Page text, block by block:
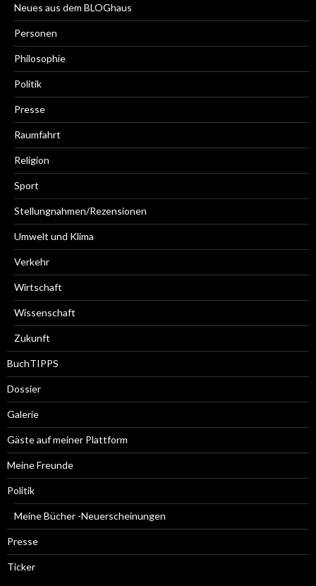
Neues aus dem BLOGhaus
Personen
Philosophie
Politik
Presse
Raumfahrt
Religion
Sport
Stellungnahmen/Rezensionen
Umwelt und Klima
Verkehr
Wirtschaft
Wissenschaft
Zukunft
BuchTIPPS
Dossier
Galerie
Gäste auf meiner Plattform
Meine Freunde
Politik
Meine Bücher -Neuerscheinungen
Presse
Ticker